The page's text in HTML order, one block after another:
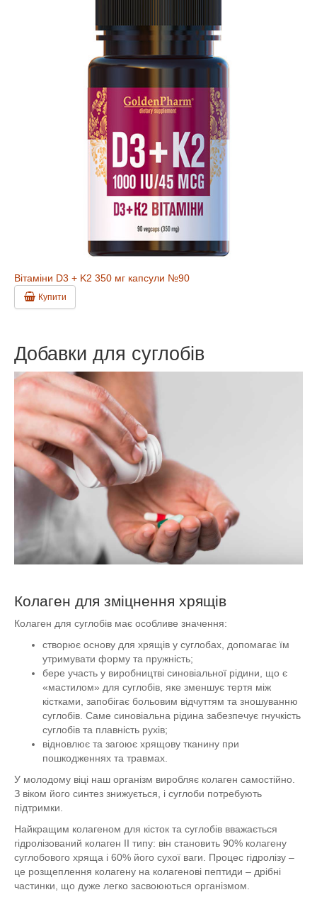
Вітаміни D3 + K2 350 мг капсули №90
Купити
Добавки для суглобів
Колаген для зміцнення хрящів
Колаген для суглобів має особливе значення:
створює основу для хрящів у суглобах, допомагає їм
утримувати форму та пружність;
бере участь у виробництві синовіальної рідини, що є
«мастилом» для суглобів, яке зменшує тертя між
кістками, запобігає больовим відчуттям та зношуванню
суглобів. Саме синовіальна рідина забезпечує гнучкість
суглобів та плавність рухів;
відновлює та загоює хрящову тканину при
пошкодженнях та травмах.
У молодому віці наш організм виробляє колаген самостійно.
З віком його синтез знижується, і суглоби потребують
підтримки.
Найкращим колагеном для кісток та суглобів вважається
гідролізований колаген II типу: він становить 90% колагену
суглобового хряща і 60% його сухої ваги. Процес гідролізу –
це розщеплення колагену на колагенові пептиди – дрібні
частинки, що дуже легко засвоюються організмом.